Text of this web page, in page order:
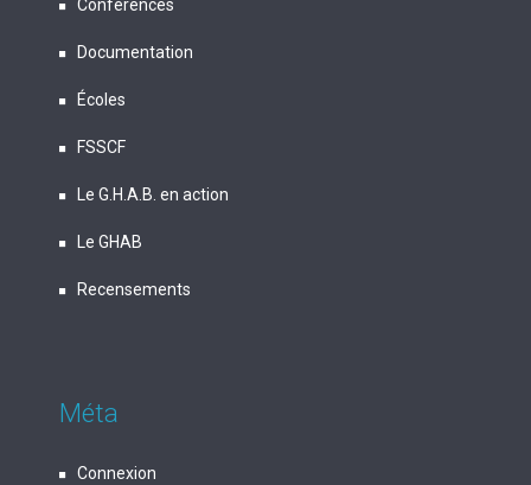
Conférences
Documentation
Écoles
FSSCF
Le G.H.A.B. en action
Le GHAB
Recensements
Méta
Connexion